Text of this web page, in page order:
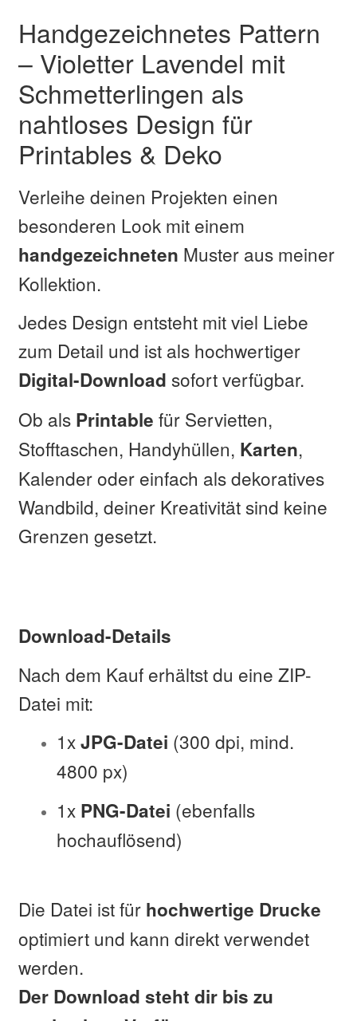
Handgezeichnetes Pattern
– Violetter Lavendel mit
Schmetterlingen als
nahtloses Design für
Printables & Deko
Verleihe deinen Projekten einen
besonderen Look mit einem
handgezeichneten Muster aus meiner
Kollektion.
Jedes Design entsteht mit viel Liebe
zum Detail und ist als hochwertiger
Digital-Download sofort verfügbar.
Ob als Printable für Servietten,
Stofftaschen, Handyhüllen, Karten,
Kalender oder einfach als dekoratives
Wandbild, deiner Kreativität sind keine
Grenzen gesetzt.
Download-Details
Nach dem Kauf erhältst du eine ZIP-
Datei mit:
1xJPG-Datei (300 dpi, mind.
4800 px)
1x PNG-Datei (ebenfalls
hochauflösend)
Die Datei ist für hochwertige Drucke
optimiert und kann direkt verwendet
werden.
Der Download steht dir bis zu